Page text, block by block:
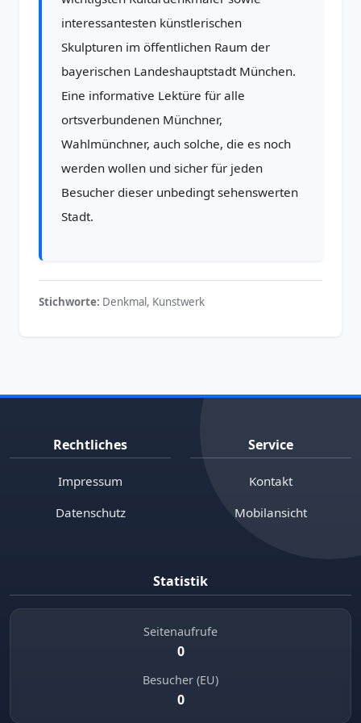
interessantesten künstlerischen
Skulpturen im öffentlichen Raum der
bayerischen Landeshauptstadt München.
Eine informative Lektüre für alle
ortsverbundenen Münchner,
Wahlmünchner, auch solche, die es noch
werden wollen und sicher für jeden
Besucher dieser unbedingt sehenswerten
Stadt.
Stichworte: Denkmal, Kunstwerk
Rechtliches
Impressum
Datenschutz
Service
Kontakt
Mobilansicht
Statistik
Seitenaufrufe
0
Besucher (EU)
0